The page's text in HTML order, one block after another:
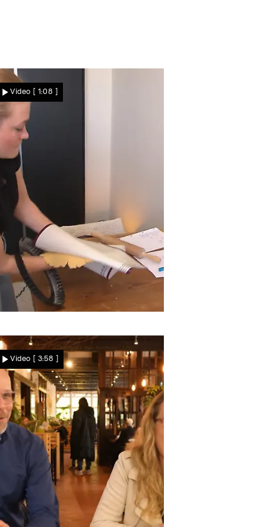
Zum Glück hat Paulina
Hilfe
Video [ 1:08 ]
Video [ 3:58 ]